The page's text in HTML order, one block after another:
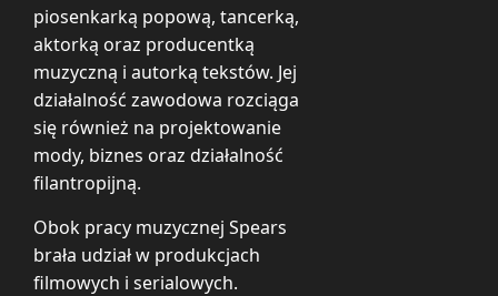
piosenkarką popową, tancerką,
aktorką oraz producentką
muzyczną i autorką tekstów. Jej
działalność zawodowa rozciąga
się również na projektowanie
mody, biznes oraz działalność
filantropijną.
Obok pracy muzycznej Spears
brała udział w produkcjach
filmowych i serialowych.